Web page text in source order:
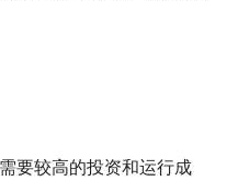
较高的投资和运行成